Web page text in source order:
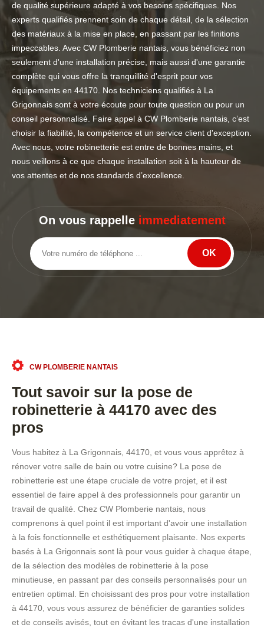
de qualité supérieure adapté à vos besoins spécifiques. Nos
experts qualifiés prennent soin de chaque détail, de la sélection
des matériaux à la mise en place, en passant par les finitions
impeccables. Avec CW Plomberie nantais, vous bénéficiez non
seulement d'une installation précise, mais aussi d'une garantie
complète qui vous offre la tranquillité d'esprit pour vos
équipements en 44170. Nos techniciens qualifiés à La
Grigonnais sont à votre écoute pour toute question ou pour un
conseil personnalisé. Faire appel à CW Plomberie nantais, c’est
choisir la fiabilité, la compétence et un service client d'exception.
Avec nous, votre robinetterie est entre de bonnes mains, et
nous veillons à ce que chaque installation soit à la hauteur de
vos attentes et de nos standards d’excellence.
On vous rappelle immediatement
CW PLOMBERIE NANTAIS
Tout savoir sur la pose de
robinetterie à 44170 avec des
pros
Vous habitez à La Grigonnais, 44170, et vous vous apprêtez à
rénover votre salle de bain ou votre cuisine? La pose de
robinetterie est une étape cruciale de votre projet, et il est
essentiel de faire appel à des professionnels pour garantir un
travail de qualité. Chez CW Plomberie nantais, nous
comprenons à quel point il est important d'avoir une installation
à la fois fonctionnelle et esthétiquement plaisante. Nos experts
basés à La Grigonnais sont là pour vous guider à chaque étape,
de la sélection des modèles de robinetterie à la pose
minutieuse, en passant par des conseils personnalisés pour un
entretien optimal. En choisissant des pros pour votre installation
à 44170, vous vous assurez de bénéficier de garanties solides
et de conseils avisés, tout en évitant les tracas d'une installation